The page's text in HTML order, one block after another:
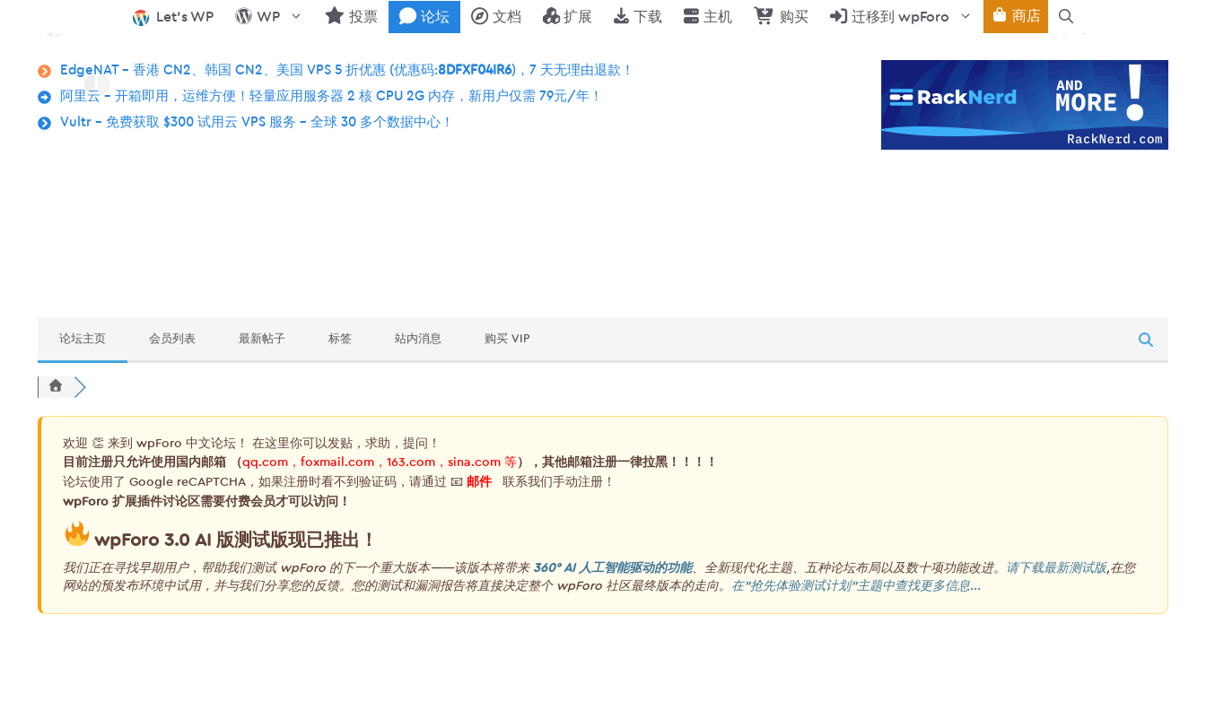
Let’s WP WP 投票 论坛 文档 扩展 下载 主机 购买 迁移到 wpForo 商店
EdgeNAT – 香港 CN2、韩国 CN2、美国 VPS 5 折优惠 (优惠码:8DFXF04IR6)，7 天无理由退款！
阿里云 – 开箱即用，运维方便！轻量应用服务器 2 核 CPU 2G 内存，新用户仅需 79元/年！
Vultr – 免费获取 $300 试用云 VPS 服务 – 全球 30 多个数据中心！
论坛主页 会员列表 最新帖子 标签 站内消息 购买 VIP
欢迎 👏 来到 wpForo 中文论坛！ 在这里你可以发贴，求助，提问！
目前注册只允许使用国内邮箱 （qq.com，foxmail.com，163.com，sina.com 等），其他邮箱注册一律拉黑！！！！
论坛使用了 Google reCAPTCHA，如果注册时看不到验证码，请通过 📧 邮件联系我们手动注册！
wpForo 扩展插件讨论区需要付费会员才可以访问！
wpForo 3.0 AI 版测试版现已推出！
我们正在寻找早期用户，帮助我们测试 wpForo 的下一个重大版本——该版本将带来 360° AI 人工智能驱动的功能、全新现代化主题、五种论坛布局以及数十项功能改进。 请下载最新测试版,在您
网站的预发布环境中试用，并与我们分享您的反馈。您的测试和漏洞报告将直接决定整个 wpForo 社区最终版本的走向。 在“抢先体验测试计划”主题中查找更多信息...